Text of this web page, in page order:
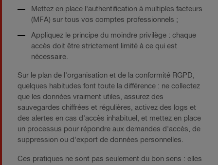
Mettez en place l'authentification à multiples facteurs
(MFA) sur tous vos comptes professionnels ;
Appliquez le principe du moindre privilège : chaque
accès doit être strictement limité à ce qui est
nécessaire.
Sur le plan de l'organisation et de la conformité RGPD,
quelques habitudes font toute la différence : ne collectez
que les données vraiment utiles, assurez des
sauvegardes chiffrées et régulières, activez des logs et
des alertes en cas d'accès inhabituel, et mettez en place
un processus pour répondre aux demandes d'accès, de
suppression ou d'export de données personnelles.
Ces pratiques ne sont pas seulement du bon sens : elles